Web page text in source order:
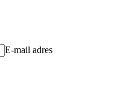
E-mail adres